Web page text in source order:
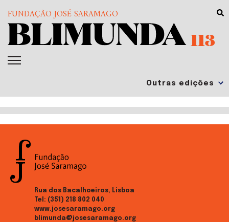
FUNDAÇÃO JOSÉ SARAMAGO
113
Rua dos Bacalhoeiros, Lisboa
Tel: (351) 218 802 040
www.josesaramago.org
blimunda@josesaramago.org